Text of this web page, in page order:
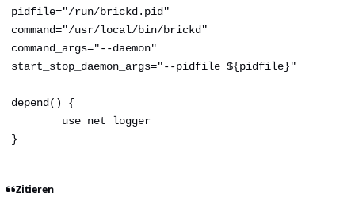
pidfile="/run/brickd.pid"
command="/usr/local/bin/brickd"
command_args="--daemon"
start_stop_daemon_args="--pidfile ${pidfile}"
depend() {
use net logger
}
Zitieren